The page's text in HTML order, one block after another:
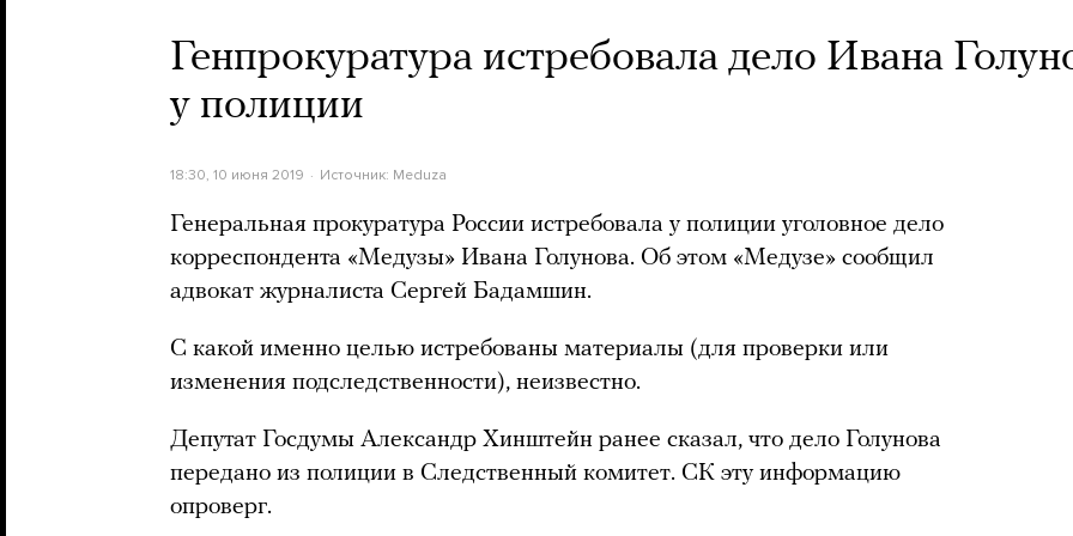
Генпрокуратура истребовала дело Ивана
у полиции
18:30, 10 июня 2019 Источник: Meduza
Генеральная прокуратура России истребовала у полиции уголовное дело
корреспондента «Медузы» Ивана Голунова. Об этом «Медузе» сообщил
адвокат журналиста Сергей Бадамшин.
С какой именно целью истребованы материалы (для проверки или
изменения подследственности), неизвестно.
Депутат Госдумы Александр Хинштейн ранее сказал, что дело Голунова
передано из полиции в Следственный комитет. СК эту информацию
опроверг.